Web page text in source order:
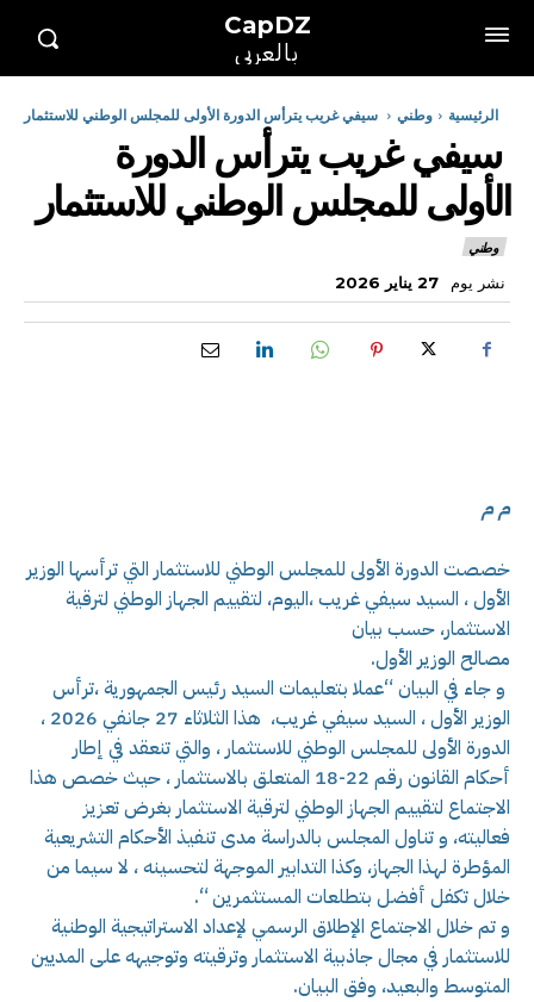
CapDZ
بالعربي
الرئيسية وطني سيفي غريب يترأس الدورة الأولى للمجلس الوطني للاستثمار
سيفي غريب يترأس الدورة
الأولى للمجلس الوطني للاستثمار
وطني
نشر يوم 27 يناير 2026
م م
خصصت الدورة الأولى للمجلس الوطني للاستثمار التي ترأسها الوزير
الأول ، السيد سيفي غريب ،اليوم، لتقييم الجهاز الوطني لترقية
الاستثمار، حسب بيان
مصالح الوزير الأول.
و جاء في البيان “عملا بتعليمات السيد رئيس الجمهورية ،ترأس
الوزير الأول ، السيد سيفي غريب، هذا الثلاثاء 27 جانفي 2026 ،
الدورة الأولى للمجلس الوطني للاستثمار ، والتي تنعقد في إطار
أحكام القانون رقم 22-18 المتعلق بالاستثمار ، حيث خصص هذا
الاجتماع لتقييم الجهاز الوطني لترقية الاستثمار بغرض تعزيز
فعاليته، و تناول المجلس بالدراسة مدى تنفيذ الأحكام التشريعية
المؤطرة لهذا الجهاز، وكذا التدابير الموجهة لتحسينه ، لا سيما من
خلال تكفل أفضل بتطلعات المستثمرين “.
و تم خلال الاجتماع الإطلاق الرسمي لإعداد الاستراتيجية الوطنية
للاستثمار في مجال جاذبية الاستثمار وترقيته وتوجيهه على المديين
المتوسط والبعيد، وفق البيان.